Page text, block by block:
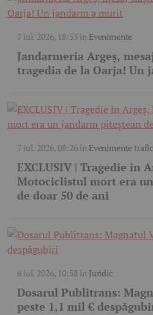
7 iul. 2026, 18:53în Evenimente
Jandarmeria Argeș,
tragedia de la Oarja! Un
7 iul. 2026, 08:26în Evenimente trafic
EXCLUSIV | Tragedie în
Motociclistul mort era
de doar 50 de ani
6 iul. 2026, 10:58în Juridic
Dosarul Publitrans:
peste 1,1 mil €